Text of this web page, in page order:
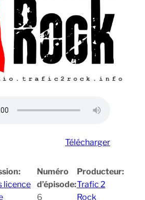
Télécharger
licence
Numéro
d’épisode:
6
Producteur:
Trafic 2
Rock